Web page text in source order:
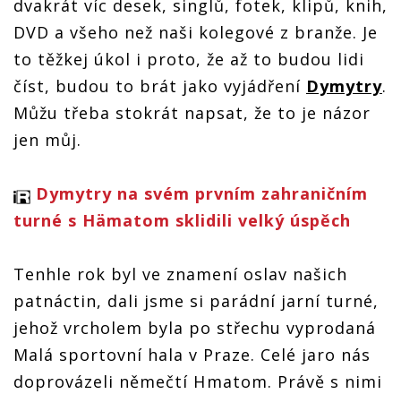
dvakrát víc desek, singlů, fotek, klipů, knih,
DVD a všeho než naši kolegové z branže. Je
to těžkej úkol i proto, že až to budou lidi
číst, budou to brát jako vyjádření Dymytry.
Můžu třeba stokrát napsat, že to je názor
jen můj.
Dymytry na svém prvním zahraničním
turné s Hämatom sklidili velký úspěch
Tenhle rok byl ve znamení oslav našich
patnáctin, dali jsme si parádní jarní turné,
jehož vrcholem byla po střechu vyprodaná
Malá sportovní hala v Praze. Celé jaro nás
doprovázeli němečtí Hӓmatom. Právě s nimi